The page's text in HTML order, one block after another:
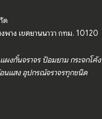
ด
าง เขตยานนาวา กทม. 10120
ผงกั้นจราจร ป้อมยาม กระจกโค้ง
อนแสง อุปกรณ์จราจรทุกชนิด